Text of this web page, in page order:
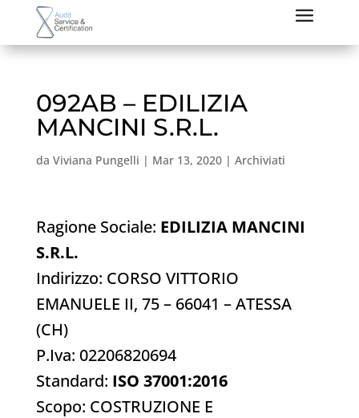
092AB – EDILIZIA
MANCINI S.R.L.
da Viviana Pungelli | Mar 13, 2020| Archiviati
Ragione Sociale: EDILIZIA MANCINI
S.R.L.
Indirizzo: CORSO VITTORIO
EMANUELE II, 75 – 66041 – ATESSA
(CH)
P.Iva: 02206820694
Standard: ISO 37001:2016
Scopo: COSTRUZIONE E